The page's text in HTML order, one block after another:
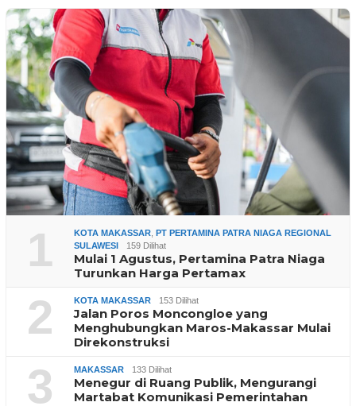
1 KOTA MAKASSAR
PT PERTAMINA PATRA NIAGA REGIONAL
SULAWESI
159 Dilihat
Mulai 1 Agustus, Pertamina Patra Niaga
Turunkan Harga Pertamax
2 KOTA MAKASSAR 153 Dilihat
Jalan Poros Moncongloe yang
Menghubungkan Maros-Makassar Mulai
Direkonstruksi
3 MAKASSAR 133 Dilihat
Menegur di Ruang Publik, Mengurangi
Martabat Komunikasi Pemerintahan